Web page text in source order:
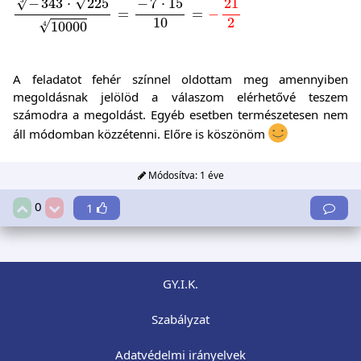
4
√10000
=
10
= −
21
2
A feladatot fehér színnel oldottam meg amennyiben
megoldásnak jelölöd a válaszom elérhetővé teszem
számodra a megoldást. Egyéb esetben természetesen nem
áll módomban közzétenni. Előre is köszönöm
Módosítva: 1 éve
0 1
GY.I.K.
Szabályzat
Adatvédelmi irányelvek